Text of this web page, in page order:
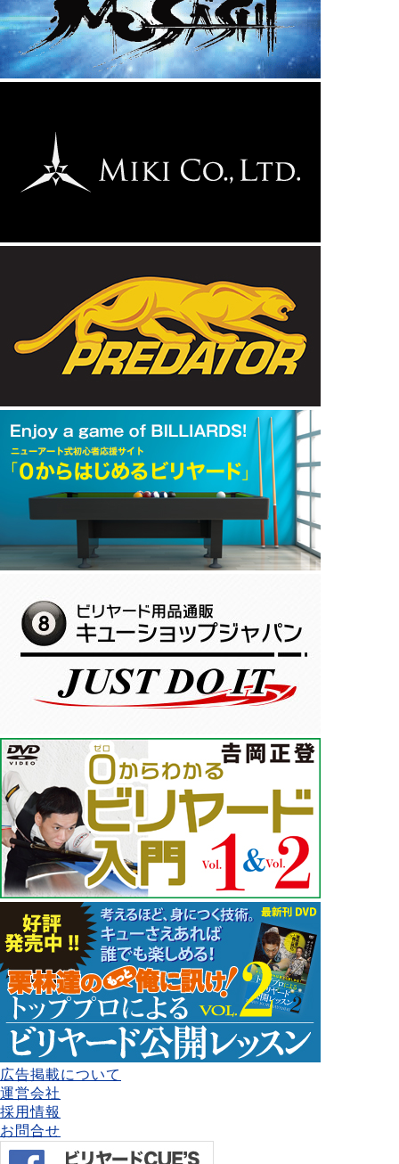
広告掲載について
運営会社
採用情報
お問合せ